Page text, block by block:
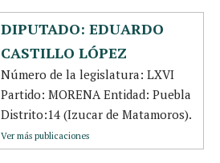
DIPUTADO: EDUARDO
CASTILLO LÓPEZ
Número de la legislatura: LXVI
Partido: MORENA Entidad: Puebla
Distrito:14 (Izucar de Matamoros).
Ver más publicaciones